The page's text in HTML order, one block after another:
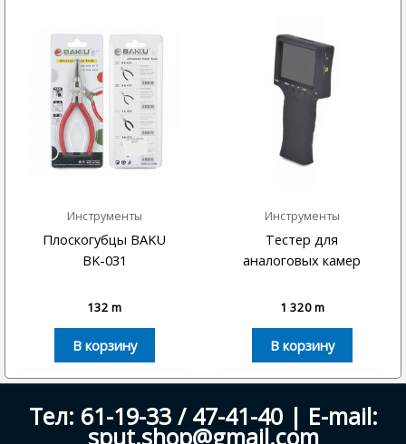
Инструменты
Плоскогубцы BAKU
BK-031
132 m
В корзину
Инструменты
Тестер для
аналоговых камер
1 320m
В корзину
Тел: 61-19-33 / 47-41-40 | E-mail:
sput.shop@gmail.com